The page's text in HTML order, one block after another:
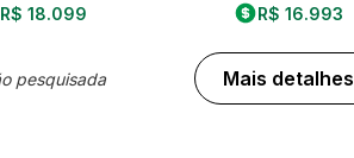
R$ 18.099
pesquisada
R$ 16.993
Mais detalhes